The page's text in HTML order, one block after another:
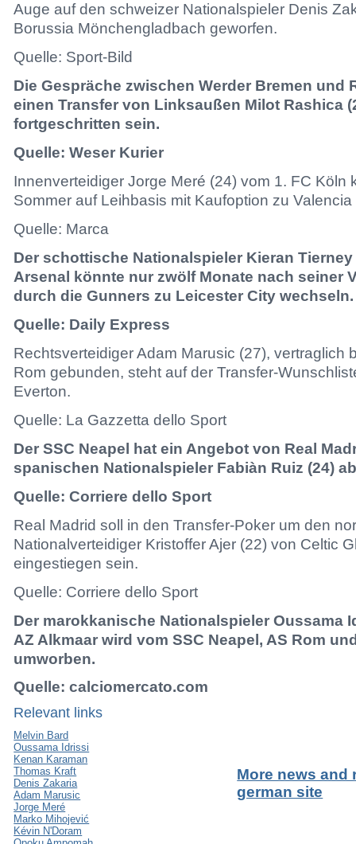
Auge auf den schweizer Nationalspieler Denis
Borussia Mönchengladbach geworfen.
Quelle: Sport-Bild
Die Gespräche zwischen Werder Bremen und
einen Transfer von Linksaußen Milot Rashica
fortgeschritten sein.
Quelle: Weser Kurier
Innenverteidiger Jorge Meré (24) vom 1. FC Köln
Sommer auf Leihbasis mit Kaufoption zu
Quelle: Marca
Der schottische Nationalspieler Kieran Tierney
Arsenal könnte nur zwölf Monate nach seiner
durch die Gunners zu Leicester City wechseln.
Quelle: Daily Express
Rechtsverteidiger Adam Marusic (27), vertraglich
Rom gebunden, steht auf der Transfer-
Everton.
Quelle: La Gazzetta dello Sport
Der SSC Neapel hat ein Angebot von Real
spanischen Nationalspieler Fabiàn Ruiz (24)
Quelle: Corriere dello Sport
Real Madrid soll in den Transfer-Poker um den
Nationalverteidiger Kristoffer Ajer (22) von Celtic
eingestiegen sein.
Quelle: Corriere dello Sport
Der marokkanische Nationalspieler Oussama
AZ Alkmaar wird vom SSC Neapel, AS Rom
umworben.
Quelle: calciomercato.com
Relevant links
Melvin Bard
Oussama Idrissi
Kenan Karaman
Thomas Kraft
Denis Zakaria
Adam Marusic
Jorge Meré
Marko Mihojević
Kévin N'Doram
More news and
german site